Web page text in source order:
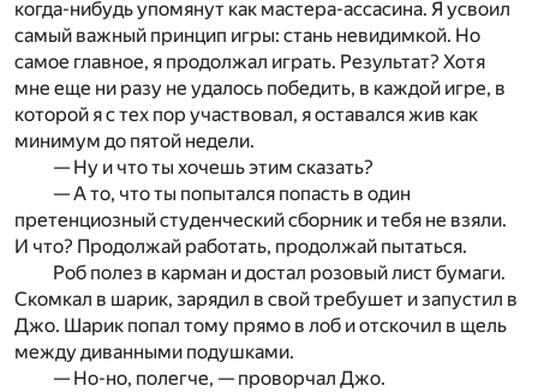
когда-нибудь упомянут как мастера-ассасина. Я усвоил
самый важный принцип игры: стань невидимкой. Но
самое главное, я продолжал играть. Результат? Хотя
мне еще ни разу не удалось победить, в каждой игре, в
которой я с тех пор участвовал, я оставался жив как
минимум до пятой недели.
— Ну и что ты хочешь этим сказать?
— А то, что ты попытался попасть в один
претенциозный студенческий сборник и тебя не взяли.
И что? Продолжай работать, продолжай пытаться.
Роб полез в карман и достал розовый лист бумаги.
Скомкал в шарик, зарядил в свой требушет и запустил в
Джо. Шарик попал тому прямо в лоб и отскочил в щель
между диванными подушками.
— Но-но, полегче, — проворчал Джо.